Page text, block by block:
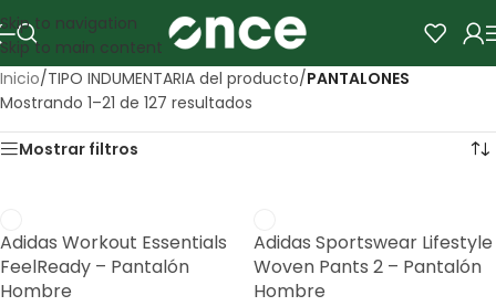
Skip to navigation
Skip to main content
Inicio/TIPO INDUMENTARIA del producto/PANTALONES
Mostrando 1–21 de 127 resultados
Mostrar filtros
Adidas Workout Essentials
FeelReady – Pantalón
Hombre
Adidas Sportswear Lifestyle
Woven Pants 2 – Pantalón
Hombre